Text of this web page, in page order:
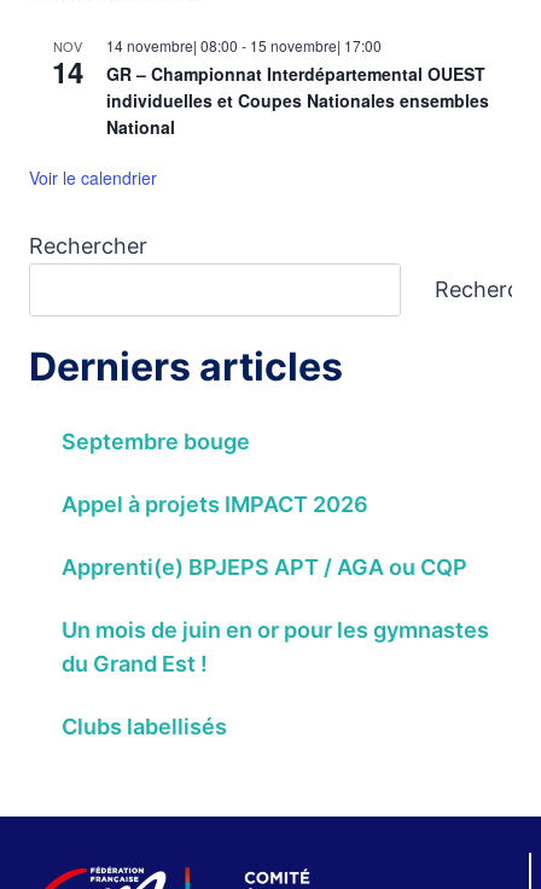
NOV
14
14 novembre| 08:00 - 15 novembre| 17:00
GR – Championnat Interdépartemental OUEST
individuelles et Coupes Nationales ensembles
National
Voir le calendrier
Rechercher
Derniers articles
Septembre bouge
Appel à projets IMPACT 2026
Apprenti(e) BPJEPS APT / AGA ou CQP
Un mois de juin en or pour les gymnastes
du Grand Est !
Clubs labellisés